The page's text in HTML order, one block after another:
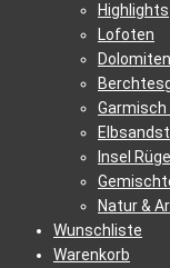
Highlights
Lofoten
Dolomiten
Insel
Natur &
Wunschliste
Warenkorb